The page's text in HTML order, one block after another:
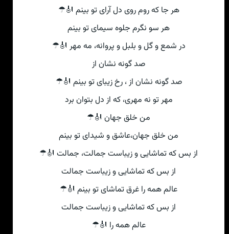
هر جا که روم روی دل آرای تو بینم 🎻☂
هر سو نگرم جلوه سیمای تو بینم
در شمع و گل و بلبل و پروانه، مه مهر 🎻☂
صد گونه نشان از
صد گونه نشان از ، رخ زیبای تو بینم 🎻☂
مهر تو نه مهری، که از دل بتوان برد
من خلق جهان 🎻☂
من خلق جهان،عاشق و شیدای تو بینم
از بس که تماشایی و زیباست جمالت، جمالت 🎻☂
از بس که تماشایی و زیباست جمالت
عالم همه را غرق تماشای تو بینم 🎻☂
از بس که تماشایی و زیباست جمالت
عالم همه را 🎻☂